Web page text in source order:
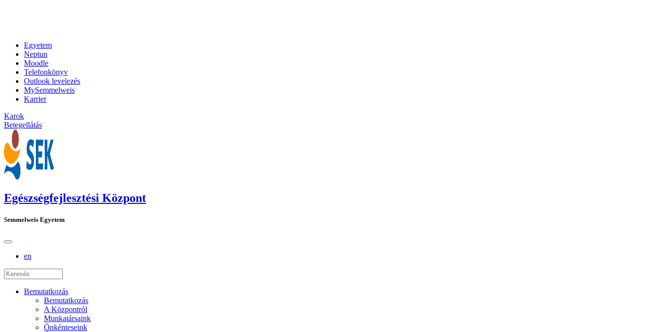
Egyetem
Neptun
Moodle
Telefonkönyv
Outlook levelezés
MySemmelweis
Karrier
Karok
Betegellátás
Egészségfejlesztési Központ
Semmelweis Egyetem
en
Bemutatkozás
Bemutatkozás
A Központról
Munkatársaink
Önkénteseink